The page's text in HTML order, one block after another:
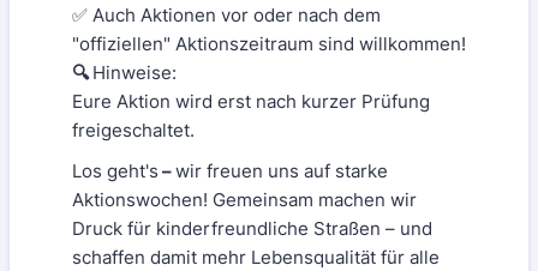
✅ Auch Aktionen vor oder nach dem
"offiziellen" Aktionszeitraum sind willkommen!
🔍Hinweise:
Eure Aktion wird erst nach kurzer Prüfung
freigeschaltet.
Los geht's –wir freuen uns auf starke
Aktionswochen! Gemeinsam machen wir
Druck für kinderfreundliche Straßen – und
schaffen damit mehr Lebensqualität für alle